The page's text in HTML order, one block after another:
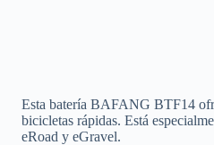
Esta batería BAFANG BTF14
bicicletas rápidas. Está
eRoad y eGravel.